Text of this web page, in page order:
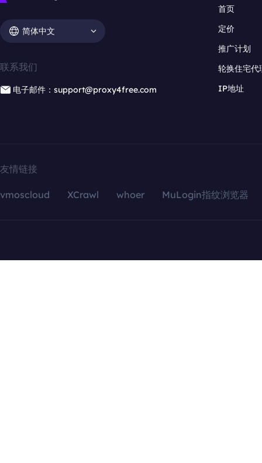
简体中文
联系我们
电子邮件：support@proxy4free.com
首页
定价
推广计划
轮换住宅代
IP地址
友情链接
vmoscloud XCrawl whoer MuLogin指纹浏览器